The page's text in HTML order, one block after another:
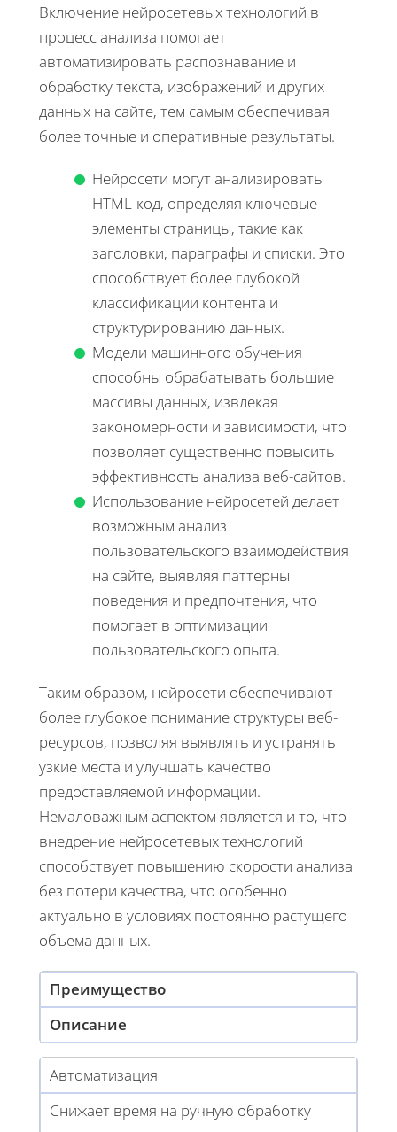
Включение нейросетевых технологий в
процесс анализа помогает
автоматизировать распознавание и
обработку текста, изображений и других
данных на сайте, тем самым обеспечивая
более точные и оперативные результаты.
Нейросети могут анализировать
HTML-код, определяя ключевые
элементы страницы, такие как
заголовки, параграфы и списки. Это
способствует более глубокой
классификации контента и
структурированию данных.
Модели машинного обучения
способны обрабатывать большие
массивы данных, извлекая
закономерности и зависимости, что
позволяет существенно повысить
эффективность анализа веб-сайтов.
Использование нейросетей делает
возможным анализ
пользовательского взаимодействия
на сайте, выявляя паттерны
поведения и предпочтения, что
помогает в оптимизации
пользовательского опыта.
Таким образом, нейросети обеспечивают
более глубокое понимание структуры веб-
ресурсов, позволяя выявлять и устранять
узкие места и улучшать качество
предоставляемой информации.
Немаловажным аспектом является и то, что
внедрение нейросетевых технологий
способствует повышению скорости анализа
без потери качества, что особенно
актуально в условиях постоянно растущего
объема данных.
Преимущество
Описание
Автоматизация
Снижает время на ручную обработку